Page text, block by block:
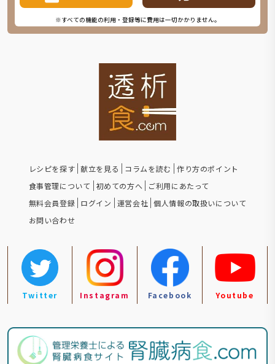
※すべての機能の利用・登録等に費用は一切かかりません。
レシピを探す 献立を見る コラムを読む
作り方のポイント
食事管理について
初めての方へ
ご利用にあたって
無料会員登録 ログイン 運営会社 個人情報の取扱いについて
お問い合わせ
Twitter Instagram Facebook Youtube